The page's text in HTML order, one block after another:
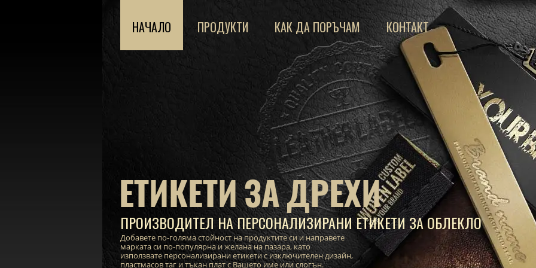
ЕТИКЕТИ ЗА ДРЕХИ
ПРОИЗВОДИТЕЛ НА ПЕРСОНАЛИЗИРАНИ ЕТИКЕТИ ЗА ОБЛЕКЛО
Добавете по-голяма стойност на продуктите си и направете
марката си по-популярна и желана на пазара, като
използвате персонализирани етикети с изключителен дизайн,
пластмасов таг и тъкан плат с Вашето име или слогън.
НАЧАЛО ПРОДУКТИ КАК ДА ПОРЪЧАМ КОНТАКТ